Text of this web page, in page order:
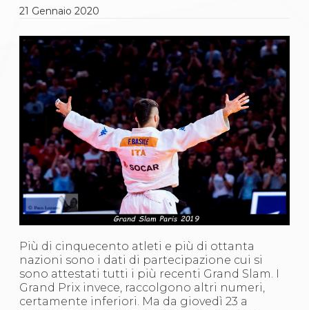
Lotta
La disciplina
News
Gare e Risultati
Attività Didattica
Albi Federali
Karate
La disciplina
News
Gare e Risultati
Attività Didattica
Albi Federali
Arti marziali
Aikido
Sumo
Capoeira
Grappling
BJJ
Pancrazio/Pankration
21 Gennaio2020
Più di cinquecento atleti e più di ottanta
nazioni sono i dati di partecipazione cui si
sono attestati tutti i più recenti Grand Slam. I
Grand Prix invece, raccolgono altri numeri,
certamente inferiori. Ma da giovedì 23 a